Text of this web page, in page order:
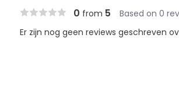
0 from 5 Based on 0
Er zijn nog geen reviews geschreven